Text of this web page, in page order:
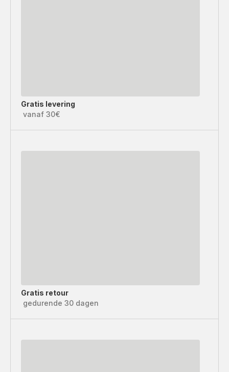
Gratis levering
vanaf 30€
Gratis retour
gedurende 30 dagen